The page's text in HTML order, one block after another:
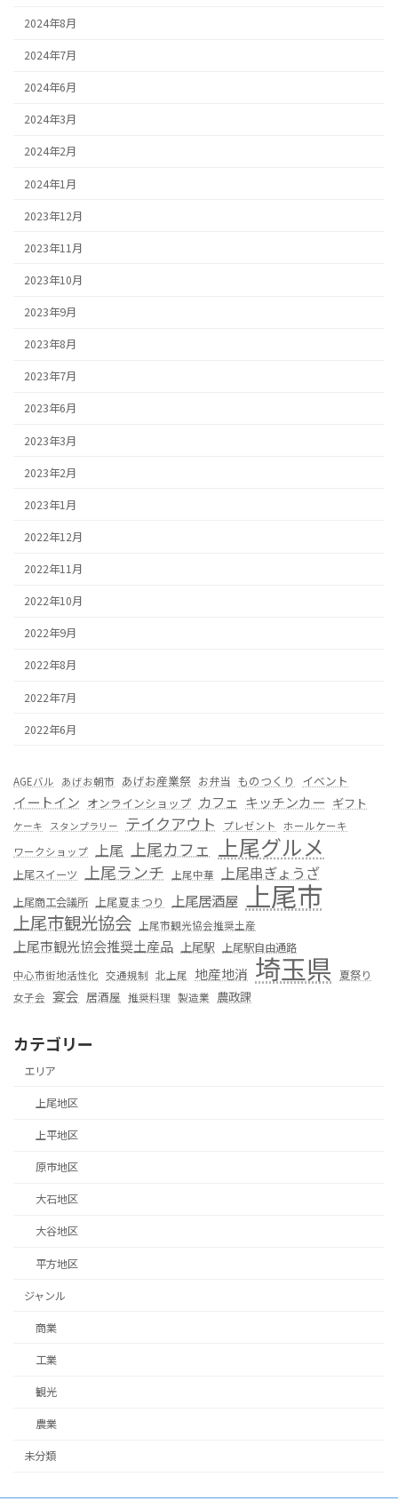
2024年8月
2024年7月
2024年6月
2024年3月
2024年2月
2024年1月
2023年12月
2023年11月
2023年10月
2023年9月
2023年8月
2023年7月
2023年6月
2023年3月
2023年2月
2023年1月
2022年12月
2022年11月
2022年10月
2022年9月
2022年8月
2022年7月
2022年6月
AGEバル あげお朝市 あげお産業祭 お弁当 ものつくり イベント
イートイン オンラインショップ カフェ キッチンカー ギフト
ケーキ スタンプラリー テイクアウト プレゼント
ホールケーキ
ワークショップ 上尾 上尾カフェ 上尾グルメ
上尾スイーツ 上尾ランチ 上尾中華 上尾串ぎょうざ
上尾商工会議所 上尾夏まつり 上尾居酒屋 上尾市
上尾市観光協会 上尾市観光協会推奨土産
上尾市観光協会推奨土産品 上尾駅 上尾駅自由通路
中心市街地活性化 交通規制 北上尾 地産地消 埼玉県 夏祭り
女子会 宴会 居酒屋 推奨料理 製造業 農政課
カテゴリー
エリア
上尾地区
上平地区
原市地区
大石地区
大谷地区
平方地区
ジャンル
商業
工業
観光
農業
未分類